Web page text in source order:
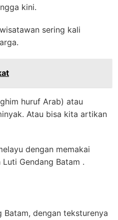
kini.
sering kali
huruf Arab) atau
Atau bisa kita artikan
dengan memakai
Gendang Batam .
Batam, dengan teksturenya